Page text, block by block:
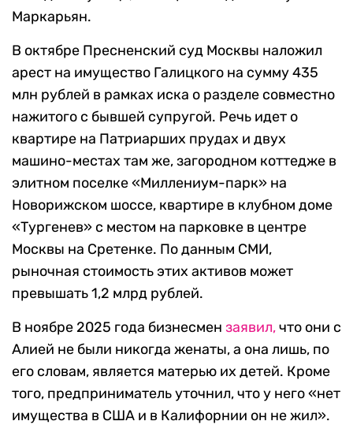
Маркарьян.
В октябре Пресненский суд Москвы наложил
арест на имущество Галицкого на сумму 435
млн рублей в рамках иска о разделе совместно
нажитого с бывшей супругой. Речь идет о
квартире на Патриарших прудах и двух
машино-местах там же, загородном коттедже в
элитном поселке «Миллениум-парк» на
Новорижском шоссе, квартире в клубном доме
«Тургенев» с местом на парковке в центре
Москвы на Сретенке. По данным СМИ,
рыночная стоимость этих активов может
превышать 1,2 млрд рублей.
В ноябре 2025 года бизнесмен заявил,что они с
Алией не были никогда женаты, а она лишь, по
его словам, является матерью их детей. Кроме
того, предприниматель уточнил, что у него «нет
имущества в США и в Калифорнии он не жил».